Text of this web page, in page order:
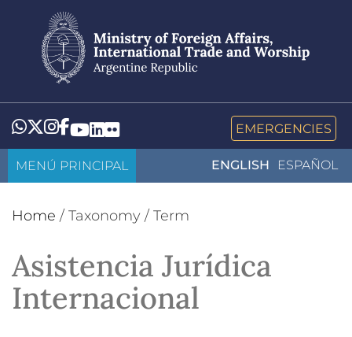
content
Whatsapp
Twitter
Instagram
Facebook
YouTube
LinkedIn
Flickr EMERGENCIES
ENGLISH ESPAÑOL
MENÚ PRINCIPAL
Home / Taxonomy / Term
Asistencia Jurídica
Internacional